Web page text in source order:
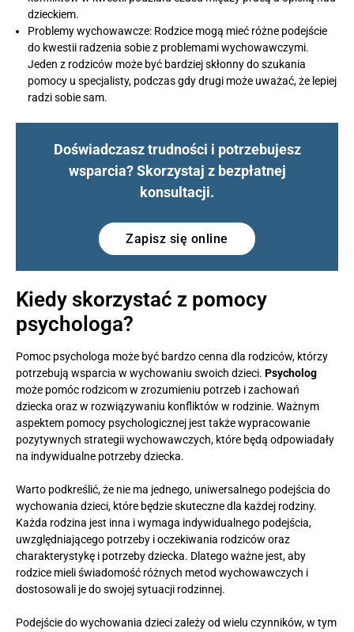
dzieckiem.
Problemy wychowawcze: Rodzice mogą mieć różne podejście
do kwestii radzenia sobie z problemami wychowawczymi.
Jeden z rodziców może być bardziej skłonny do szukania
pomocy u specjalisty, podczas gdy drugi może uważać, że lepiej
radzi sobie sam.
Doświadczasz trudności i potrzebujesz
wsparcia? Skorzystaj z bezpłatnej
konsultacji.
Zapisz się online
Kiedy skorzystać z pomocy
psychologa?
Pomoc psychologa może być bardzo cenna dla rodziców, którzy
potrzebują wsparcia w wychowaniu swoich dzieci. Psycholog
może pomóc rodzicom w zrozumieniu potrzeb i zachowań
dziecka oraz w rozwiązywaniu konfliktów w rodzinie. Ważnym
aspektem pomocy psychologicznej jest także wypracowanie
pozytywnych strategii wychowawczych, które będą odpowiadały
na indywidualne potrzeby dziecka.
Warto podkreślić, że nie ma jednego, uniwersalnego podejścia do
wychowania dzieci, które będzie skuteczne dla każdej rodziny.
Każda rodzina jest inna i wymaga indywidualnego podejścia,
uwzględniającego potrzeby i oczekiwania rodziców oraz
charakterystykę i potrzeby dziecka. Dlatego ważne jest, aby
rodzice mieli świadomość różnych metod wychowawczych i
dostosowali je do swojej sytuacji rodzinnej.
Podejście do wychowania dzieci zależy od wielu czynników, w tym